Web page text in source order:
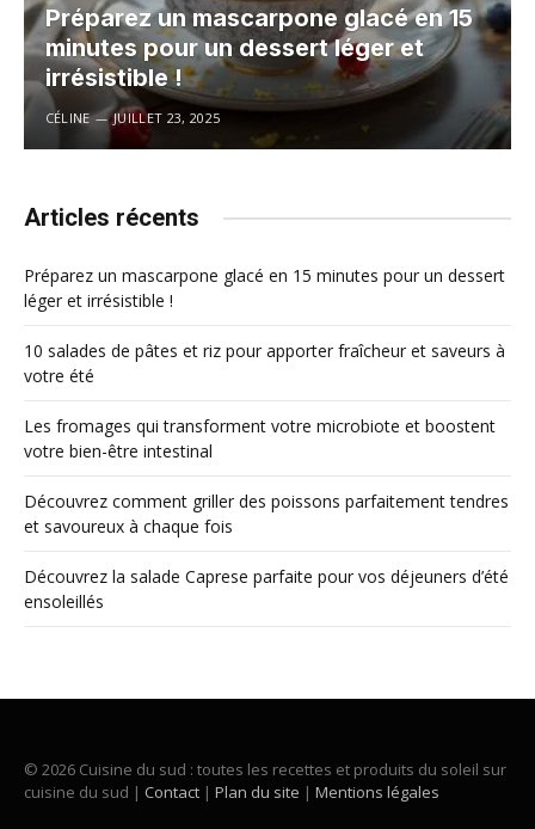
Préparez un mascarpone glacé en 15
minutes pour un dessert léger et
irrésistible !
CÉLINE JUILLET 23, 2025
Articles récents
Préparez un mascarpone glacé en 15 minutes pour un dessert
léger et irrésistible !
10 salades de pâtes et riz pour apporter fraîcheur et saveurs à
votre été
Les fromages qui transforment votre microbiote et boostent
votre bien-être intestinal
Découvrez comment griller des poissons parfaitement tendres
et savoureux à chaque fois
Découvrez la salade Caprese parfaite pour vos déjeuners d’été
ensoleillés
© 2026 Cuisine du sud : toutes les recettes et produits du soleil sur
cuisine du sud | Contact | Plan du site | Mentions légales